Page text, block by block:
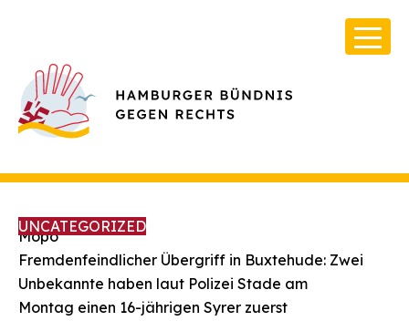
Über Uns
UNCATEGORIZED
Mopo
Fremdenfeindlicher Übergriff in Buxtehude: Zwei
Unbekannte haben laut Polizei Stade am
Montag einen 16-jährigen Syrer zuerst